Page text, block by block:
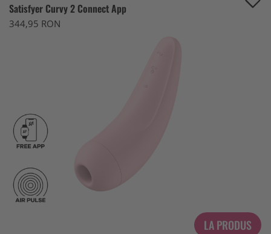
Satisfyer Curvy 2 Connect App
344,95 RON
LA PRODUS